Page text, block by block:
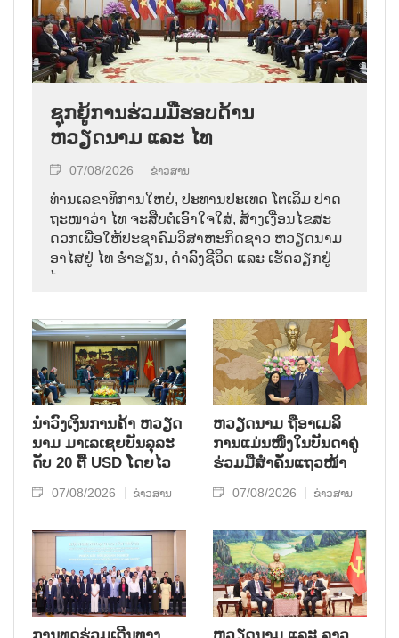
ຊຸກຍູ້ການຮ່ວມມືຮອບດ້ານ
ຫວຽດນາມ ແລະ ໄທ
07/08/2026 ຂ່າວສານ
ທ່ານ​ເລ​ຂາ​ທິ​ການ​ໃຫຍ່, ປະ​ທານ​ປະ​ເທດ ໂຕ​ເລິມ ປາດ​
ຖະ​ໜາ​ວ່າ ໄທ​ ຈະ​ສືບ​ຕໍ່​ເອົາ​ໃຈ​ໃສ່, ສ້າງ​ເງື່ອນ​ໄຂ​ສະ​
ດວກ​ເພື່ອ​ໃຫ້​ປະ​ຊາ​ຄົມ​ວ​ິ​ສາ​ຫະ​ກິດ​ຊາວ ຫວຽດ​ນາມ
ອາ​ໄສ​ຢູ່ ໄທ ຮ່ຳ​ຮຽນ, ດຳ​ລົງ​ຊີ​ວິດ ແລະ ເຮັດ​ວຽກ​ຢູ່​
ໄທ.
ນຳ​ວົງ​ເງິນ​ການ​ຄ້າ ຫວຽດ​
ນາມ ມາ​ເລ​ເຊຍ​ບັນ​ລຸ​ລະ​
ດັບ 20 ຕື້ USD ໂດຍ​ໄວ
07/08/2026 ຂ່າວສານ
ຫ​ວຽດ​ນາມ ຖື​ອາ​ເມ​ລິ​
ການ​ແມ່ນ​ໜຶ່ງ​ໃນ​ບັນ​ດາ​ຄູ່​
ຮ່ວມ​ມື​ສຳ​ຄັນ​ແຖວ​ໜ້າ
07/08/2026 ຂ່າວສານ